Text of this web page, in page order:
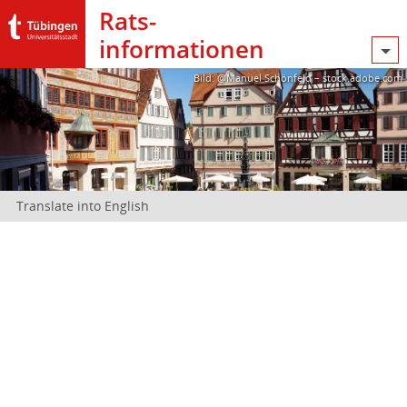
Rats­
informationen
Bild: @Manuel Schönfeld – stock.adobe.com
Translate into English